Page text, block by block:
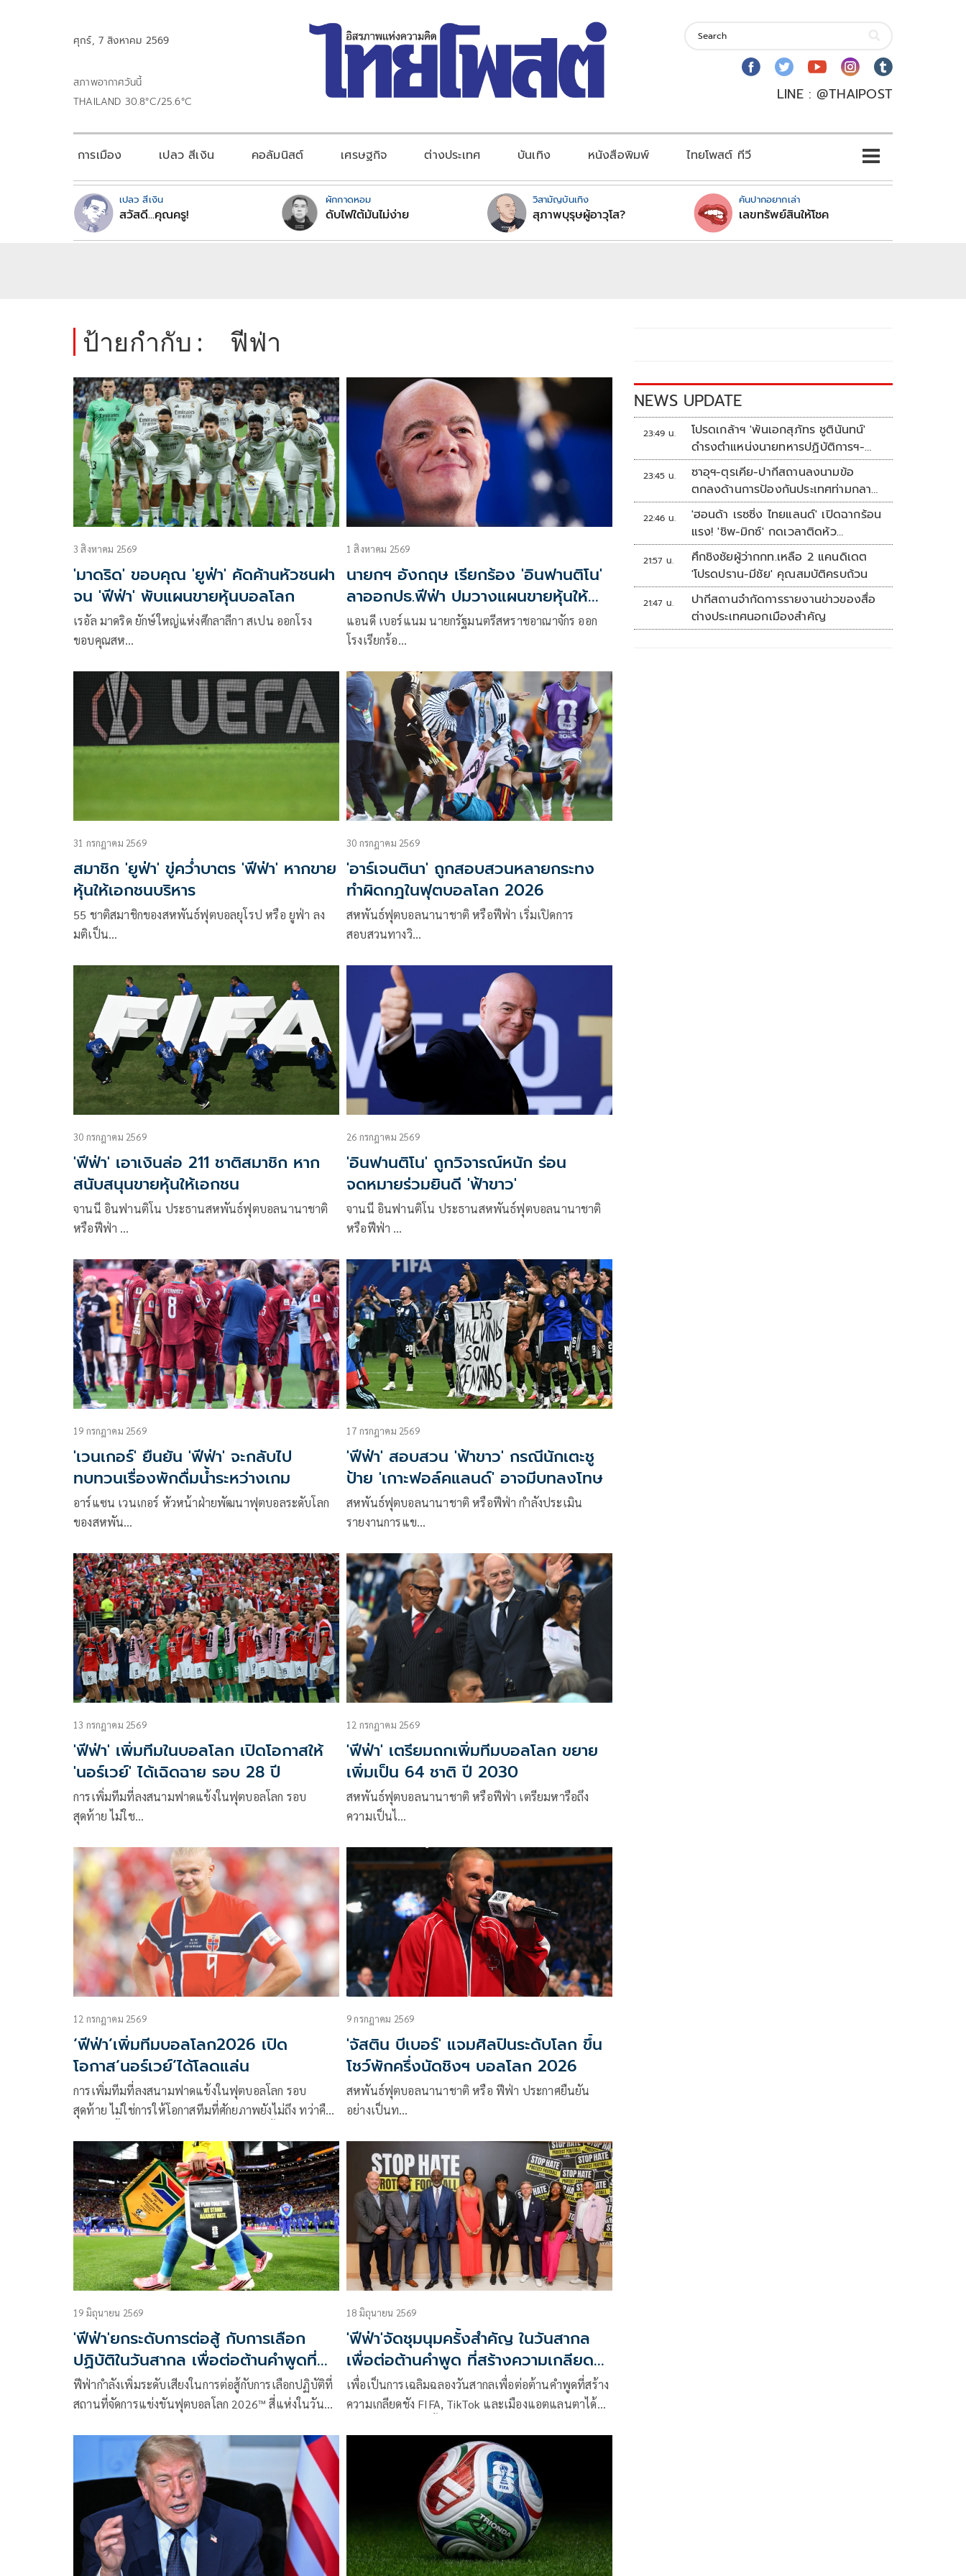
ศุกร์, 7 สิงหาคม 2569
สภาพอากาศวันนี้
THAILAND 30.8°C/25.6°C
LINE : @THAIPOST
การเมือง เปลว สีเงิน คอลัมนิสต์ เศรษฐกิจ ต่างประเทศ บันเทิง หนังสือพิมพ์ ไทยโพสต์ ทีวี
เปลว สีเงิน
สวัสดี...คุณครู!
ผักกาดหอม
ดับไฟใต้มันไม่ง่าย
วิสามัญบันเทิง
สุภาพบุรุษผู้อาวุโส?
คันปากอยากเล่า
เลขทรัพย์สินให้โชค
ป้ายกำกับ : ฟีฟ่า
3 สิงหาคม 2569
'มาดริด' ขอบคุณ 'ยูฟ่า' คัดค้านหัวชนฝา
จน 'ฟีฟ่า' พับแผนขายหุ้นบอลโลก
เรอัล มาดริด ยักษ์ใหญ่แห่งศึกลาลีกา สเปน ออกโรง
ขอบคุณสห…
1 สิงหาคม 2569
นายกฯ อังกฤษ เรียกร้อง 'อินฟานติโน'
ลาออกปธ.ฟีฟ่า ปมวางแผนขายหุ้นให้
เอกชน
แอนดี เบอร์แนม นายกรัฐมนตรีสหราชอาณาจักร ออก
โรงเรียกร้อ…
31 กรกฎาคม 2569
สมาชิก 'ยูฟ่า' ขู่คว่ำบาตร 'ฟีฟ่า' หากขาย
หุ้นให้เอกชนบริหาร
55 ชาติสมาชิกของสหพันธ์ฟุตบอลยุโรป หรือ ยูฟ่า ลง
มติเป็น…
30 กรกฎาคม 2569
'อาร์เจนตินา' ถูกสอบสวนหลายกระทง
ทำผิดกฎในฟุตบอลโลก 2026
สหพันธ์ฟุตบอลนานาชาติ หรือฟีฟ่า เริ่มเปิดการ
สอบสวนทางวิ…
30 กรกฎาคม 2569
'ฟีฟ่า' เอาเงินล่อ 211 ชาติสมาชิก หาก
สนับสนุนขายหุ้นให้เอกชน
จานนี อินฟานติโน ประธานสหพันธ์ฟุตบอลนานาชาติ
หรือฟีฟ่า …
26 กรกฎาคม 2569
'อินฟานติโน' ถูกวิจารณ์หนัก ร่อน
จดหมายร่วมยินดี 'ฟ้าขาว'
จานนี อินฟานติโน ประธานสหพันธ์ฟุตบอลนานาชาติ
หรือฟีฟ่า …
19 กรกฎาคม 2569
'เวนเกอร์' ยืนยัน 'ฟีฟ่า' จะกลับไป
ทบทวนเรื่องพักดื่มน้ำระหว่างเกม
อาร์แซน เวนเกอร์ หัวหน้าฝ่ายพัฒนาฟุตบอลระดับโลก
ของสหพัน…
17 กรกฎาคม 2569
'ฟีฟ่า' สอบสวน 'ฟ้าขาว' กรณีนักเตะชู
ป้าย 'เกาะฟอล์คแลนด์' อาจมีบทลงโทษ
สหพันธ์ฟุตบอลนานาชาติ หรือฟีฟ่า กำลังประเมิน
รายงานการแข…
13 กรกฎาคม 2569
'ฟีฟ่า' เพิ่มทีมในบอลโลก เปิดโอกาสให้
'นอร์เวย์' ได้เฉิดฉาย รอบ 28 ปี
การเพิ่มทีมที่ลงสนามฟาดแข้งในฟุตบอลโลก รอบ
สุดท้าย ไม่ใช…
12 กรกฎาคม 2569
'ฟีฟ่า' เตรียมถกเพิ่มทีมบอลโลก ขยาย
เพิ่มเป็น 64 ชาติ ปี 2030
สหพันธ์ฟุตบอลนานาชาติ หรือฟีฟ่า เตรียมหารือถึง
ความเป็นไ…
12 กรกฎาคม 2569
‘ฟีฟ่า’เพิ่มทีมบอลโลก2026 เปิด
โอกาส‘นอร์เวย์’ได้โลดแล่น
การเพิ่มทีมที่ลงสนามฟาดแข้งในฟุตบอลโลก รอบ
สุดท้าย ไม่ใช่การให้โอกาสทีมที่ศักยภาพยังไม่ถึง ทว่าคือ
9 กรกฎาคม 2569
'จัสติน บีเบอร์' แจมศิลปินระดับโลก ขึ้น
โชว์พักครึ่งนัดชิงฯ บอลโลก 2026
สหพันธ์ฟุตบอลนานาชาติ หรือ ฟีฟ่า ประกาศยืนยัน
อย่างเป็นท…
19 มิถุนายน 2569
'ฟีฟ่า'ยกระดับการต่อสู้ กับการเลือก
ปฏิบัติในวันสากล เพื่อต่อต้านคําพูดที่
สร้างความเกลียดชัง
ฟีฟ่ากําลังเพิ่มระดับเสียงในการต่อสู้กับการเลือกปฏิบัติที่
สถานที่จัดการแข่งขันฟุตบอลโลก 2026™ สี่แห่งในวันนี้
เกลียดชัง การเปิดใช้งานสนามกีฬาที่มีผลกระทบสูงกําลัง
เข้าควบคุมการแข่งขันในแอตแลนตา กัวดาลาฮารา
ลอสแองเจลิส และแวนคูเวอร์ เพื่อส่งเสียงเรียกร้องให้ทุก
คนหยุดความเกลียดชังและปกป้องฟุตบอล
18 มิถุนายน 2569
'ฟีฟ่า'จัดชุมนุมครั้งสําคัญ ในวันสากล
เพื่อต่อต้านคําพูด ที่สร้างความเกลียด
ชัง
เพื่อเป็นการเฉลิมฉลองวันสากลเพื่อต่อต้านคําพูดที่สร้าง
ความเกลียดชัง FIFA, TikTok และเมืองแอตแลนตาได้
ด้านเทคโนโลยี และผู้นําชุมชนที่ศูนย์สิทธิพลเมืองและ
สิทธิมนุษยชนแห่งชาติ การอภิปรายนี้จัดขึ้นในวันก่อน
การแข่งขันฟุตบอลโลก 2026™ ระหว่างเช็กและ
แอฟริกาใต้ที่สนามกีฬาแอตแลนตา โดยมุ่งเน้นไปที่การ
ขับเคลื่อนการแก้ปัญหาที่นําไปใช้ได้จริงโดยมีจุดประสงค์
เพื่อยุติคําพูดที่สร้างความเกลียดชัง
NEWS UPDATE
23:49 น.
โปรดเกล้าฯ 'พันเอกสุภัทร ชูตินันทน์'
ดำรงตำแหน่งนายทหารปฏิบัติการฯ-
พระราชทานยศ 'พลตรี'
23:45 น.
ซาอุฯ-ตุรเคีย-ปากีสถานลงนามข้อ
ตกลงด้านการป้องกันประเทศท่ามกลาง
สงครามในภูมิภาค
22:46 น.
'ฮอนด้า เรซซิ่ง ไทยแลนด์' เปิดฉากร้อน
แรง! 'ชิพ-มิกซ์' กดเวลาติดหัว
แถว ARRC สนาม 4 ที่มัลดาลิกา
21:57 น.
ศึกชิงชัยผู้ว่ากกท.เหลือ 2 แคนดิเดต
'โปรดปราน-มีชัย' คุณสมบัติครบถ้วน
21:47 น.
ปากีสถานจำกัดการรายงานข่าวของสื่อ
ต่างประเทศนอกเมืองสำคัญ